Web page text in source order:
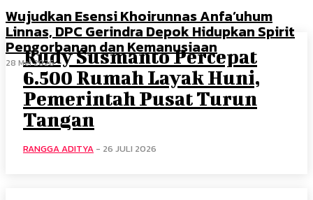
Wujudkan Esensi Khoirunnas Anfa’uhum
Linnas, DPC Gerindra Depok Hidupkan Spirit
Pengorbanan dan Kemanusiaan
28 Mei 2026
Rudy Susmanto Percepat
6.500 Rumah Layak Huni,
Pemerintah Pusat Turun
Tangan
RANGGA ADITYA - 26 JULI 2026